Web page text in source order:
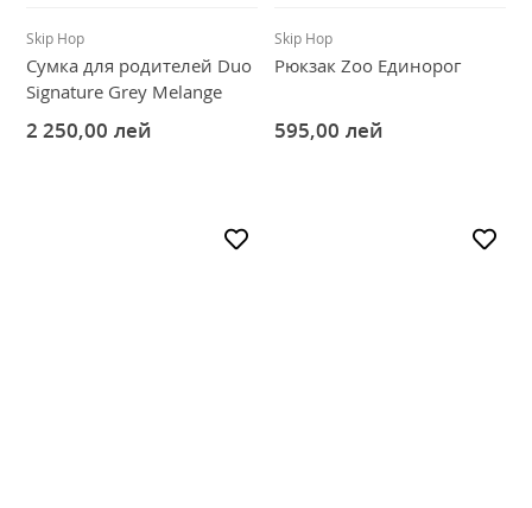
Skip Hop
Сумка для родителей Duo
Signature Grey Melange
2 250,00 лей
Skip Hop
Рюкзак Zoo Единорог
595,00 лей